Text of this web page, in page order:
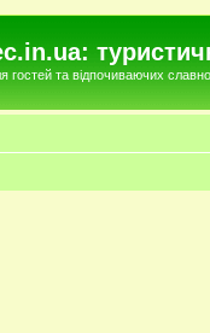
гостей та відпочиваючих